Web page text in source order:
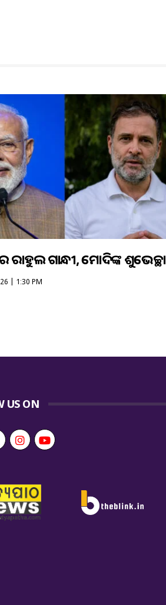
ରାହୁଲ ଗାନ୍ଧୀ, ମୋଦିଙ୍କ ଶୁଭେଚ୍ଛା
| 1:30 PM
US ON